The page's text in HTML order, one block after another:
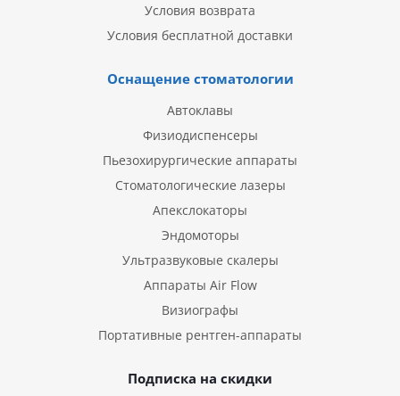
Условия возврата
Условия бесплатной доставки
Оснащение стоматологии
Автоклавы
Физиодиспенсеры
Пьезохирургические аппараты
Стоматологические лазеры
Апекслокаторы
Эндомоторы
Ультразвуковые скалеры
Аппараты Air Flow
Визиографы
Портативные рентген-аппараты
Подписка на скидки